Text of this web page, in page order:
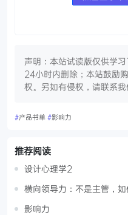
声明：本站试读版仅供学
24小时内删除；本站鼓励
权。另如有侵权，请联系我
#产品书单 #影响力
推荐阅读
设计心理学2
横向领导力：不是主管，如
影响力